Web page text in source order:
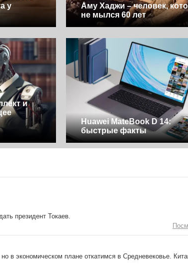
у
Аму Хаджи – человек,
не мылся 60 лет
и
Huawei MateBook D 14:
быстрые факты
президент Токаев.
в экономическом плане откатимся в Средневековье.